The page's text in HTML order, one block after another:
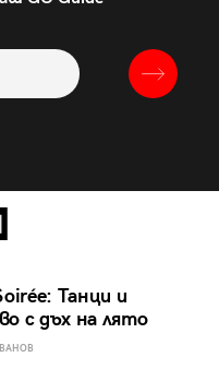
Танци и
с дъх на лято